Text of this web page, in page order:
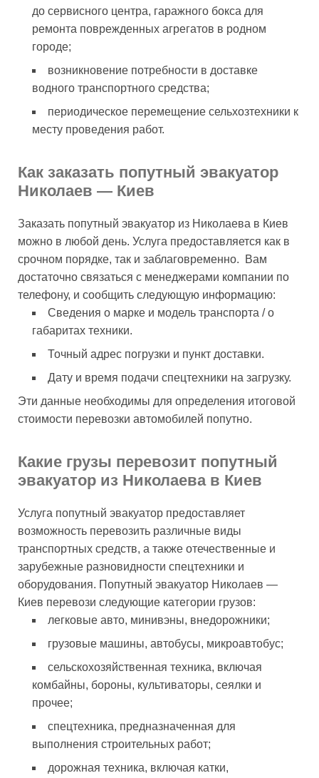
до сервисного центра, гаражного бокса для
ремонта поврежденных агрегатов в родном
городе;
возникновение потребности в доставке
водного транспортного средства;
периодическое перемещение сельхозтехники к
месту проведения работ.
Как заказать попутный эвакуатор
Николаев — Киев
Заказать попутный эвакуатор из Николаева в Киев
можно в любой день. Услуга предоставляется как в
срочном порядке, так и заблаговременно. Вам
достаточно связаться с менеджерами компании по
телефону, и сообщить следующую информацию:
Сведения о марке и модель транспорта / о
габаритах техники.
Точный адрес погрузки и пункт доставки.
Дату и время подачи спецтехники на загрузку.
Эти данные необходимы для определения итоговой
стоимости перевозки автомобилей попутно.
Какие грузы перевозит попутный
эвакуатор из Николаева в Киев
Услуга попутный эвакуатор предоставляет
возможность перевозить различные виды
транспортных средств, а также отечественные и
зарубежные разновидности спецтехники и
оборудования. Попутный эвакуатор Николаев —
Киев перевози следующие категории грузов:
легковые авто, минивэны, внедорожники;
грузовые машины, автобусы, микроавтобус;
сельскохозяйственная техника, включая
комбайны, бороны, культиваторы, сеялки и
прочее;
спецтехника, предназначенная для
выполнения строительных работ;
дорожная техника, включая катки,